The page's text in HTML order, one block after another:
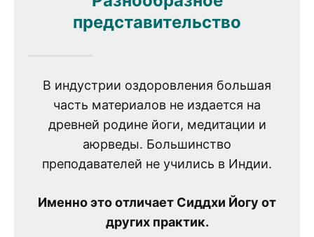
представительство
В индустрии оздоровления большая
часть материалов не издается на
древней родине йоги, медитации и
аюрведы. Большинство
преподавателей не учились в Индии.
Именно это отличает Сиддхи Йогу от
других практик.